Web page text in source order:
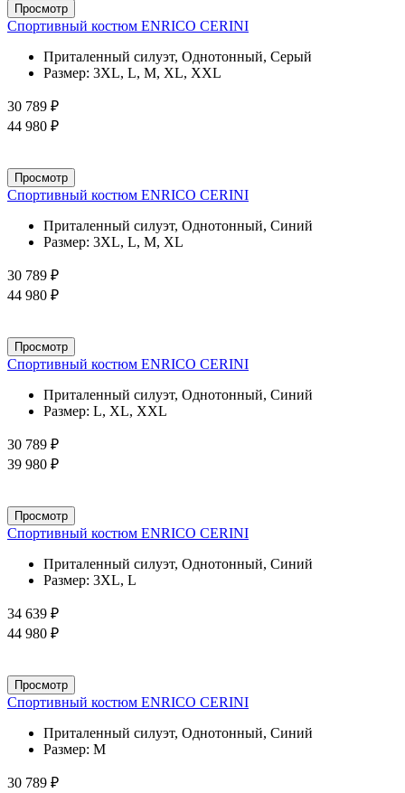
Просмотр
Спортивный костюм ENRICO CERINI
Приталенный силуэт, Однотонный, Серый
Размер: 3XL, L, M, XL, XXL
30 789 ₽
44 980 ₽
Просмотр
Спортивный костюм ENRICO CERINI
Приталенный силуэт, Однотонный, Синий
Размер: 3XL, L, M, XL
30 789 ₽
44 980 ₽
Просмотр
Спортивный костюм ENRICO CERINI
Приталенный силуэт, Однотонный, Синий
Размер: L, XL, XXL
30 789 ₽
39 980 ₽
Просмотр
Спортивный костюм ENRICO CERINI
Приталенный силуэт, Однотонный, Синий
Размер: 3XL, L
34 639 ₽
44 980 ₽
Просмотр
Спортивный костюм ENRICO CERINI
Приталенный силуэт, Однотонный, Синий
Размер: M
30 789 ₽